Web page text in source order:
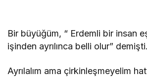
Bir büyüğüm, “ Erdemli bir insan
işinden ayrılınca belli olur” demişti.
Ayrılalım ama çirkinleşmeyelim